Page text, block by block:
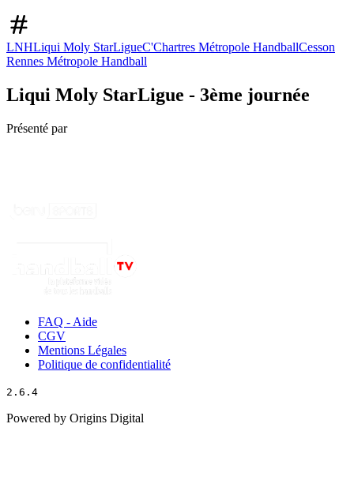
LNHLiqui Moly StarLigueC'Chartres Métropole HandballCesson
Rennes Métropole Handball
Liqui Moly StarLigue - 3ème journée
Présenté par
FAQ - Aide
CGV
Mentions Légales
Politique de confidentialité
2.6.4
Powered by Origins Digital